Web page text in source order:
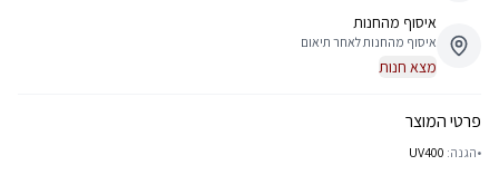
איסוף מהחנות
איסוף מהחנות לאחר תיאום
מצא חנות
פרטי המוצר
•הגנה: UV400